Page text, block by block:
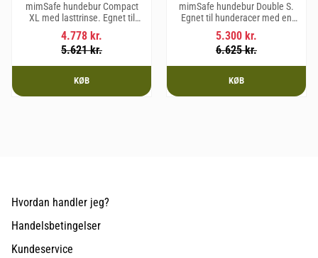
mimSafe hundebur Compact
XL med lasttrinse. Egnet til
hunderacer med en
skulderhøjde på op til 58 cm.
4.778 kr.
5.621kr.
KØB
mimSafe hundebur Double S.
Egnet til hunderacer med en
skulderhøjde på op til 52 cm.
5.300 kr.
6.625kr.
KØB
Hvordan handler jeg?
Handelsbetingelser
Kundeservice